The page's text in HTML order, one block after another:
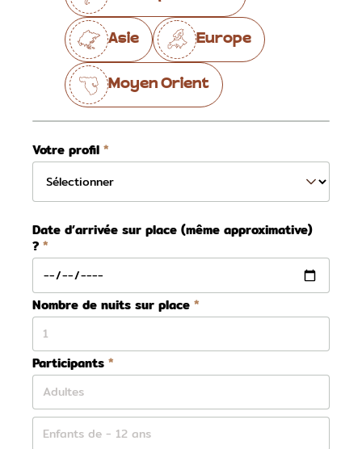
Asie Europe
Moyen Orient
Votre profil
Date d’arrivée sur place (même approximative)
?
Nombre de nuits sur place
Participants